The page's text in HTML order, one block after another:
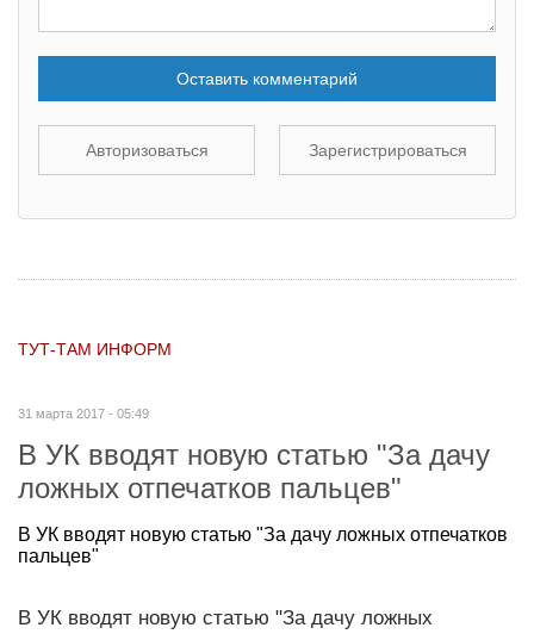
Оставить комментарий
Авторизоваться Зарегистрироваться
ТУТ-ТАМ ИНФОРМ
31 марта 2017 - 05:49
В УК вводят новую статью "За дачу
ложных отпечатков пальцев"
В УК вводят новую статью "За дачу ложных отпечатков
пальцев"
В УК вводят новую статью "За дачу ложных